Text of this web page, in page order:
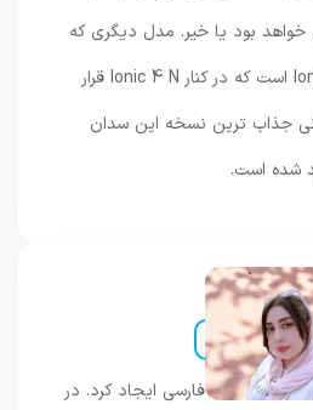
بود یا خیر. مدل دیگری که
منتظر آن هستیم Ionic 4 N است که در کنار Ionic 4 N قرار
ترین نسخه این سدان
است.
زبان فارسی ایجاد کرد. در